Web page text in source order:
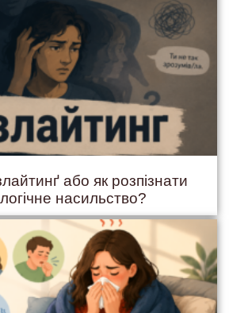
або як розпізнати
насильство?